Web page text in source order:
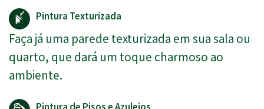
Pintura Texturizada
Faça já uma parede texturizada em sua sala ou
quarto, que dará um toque charmoso ao
ambiente.